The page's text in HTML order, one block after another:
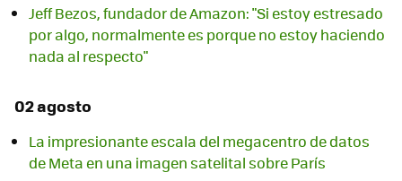
Jeff Bezos, fundador de Amazon: "Si estoy estresado
por algo, normalmente es porque no estoy haciendo
nada al respecto"
02 agosto
La impresionante escala del megacentro de datos
de Meta en una imagen satelital sobre París